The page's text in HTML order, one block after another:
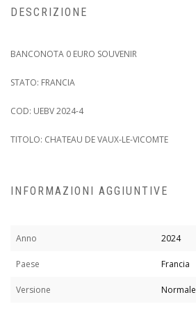
DESCRIZIONE
BANCONOTA 0 EURO SOUVENIR
STATO: FRANCIA
COD: UEBV 2024-4
TITOLO: CHATEAU DE VAUX-LE-VICOMTE
INFORMAZIONI AGGIUNTIVE
Anno 2024
Paese Francia
Versione Normale